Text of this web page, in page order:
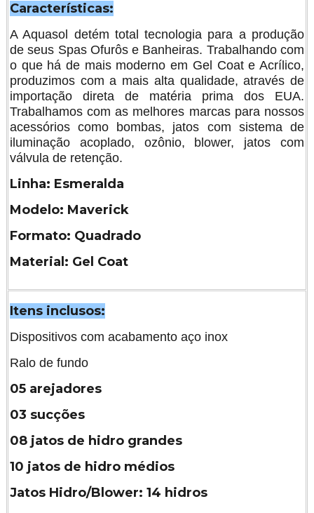
Características:
A Aquasol detém total tecnologia para a produção
de seus Spas Ofurôs e Banheiras. Trabalhando com
o que há de mais moderno em Gel Coat e Acrílico,
produzimos com a mais alta qualidade, através de
importação direta de matéria prima dos EUA.
Trabalhamos com as melhores marcas para nossos
acessórios como bombas, jatos com sistema de
iluminação acoplado, ozônio, blower, jatos com
válvula de retenção.
Linha: Esmeralda
Modelo: Maverick
Formato: Quadrado
Material: Gel Coat
Itens inclusos:
Dispositivos com acabamento aço inox
Ralo de fundo
05 arejadores
03 sucções
08 jatos de hidro grandes
10 jatos de hidro médios
Jatos Hidro/Blower: 14 hidros